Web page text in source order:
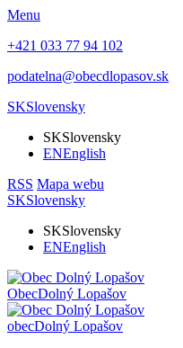
Menu
+421 033 77 94 102
podatelna@obecdlopasov.sk
SKSlovensky
SKSlovensky
ENEnglish
RSS Mapa webu
SKSlovensky
SKSlovensky
ENEnglish
ObecDolný Lopašov
obecDolný Lopašov